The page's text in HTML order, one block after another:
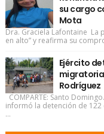
su cargo
Mota
Dra. Graciela Lafontaine La
en alto” y reafirma su
Ejército
Rodríguez
COMPARTE: Santo
informó la detención de
...